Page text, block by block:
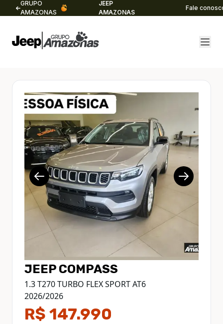
GRUPO
AMAZONAS
JEEP
AMAZONAS
Fale
JEEP COMPASS
1.3 T270 TURBO FLEX SPORT AT6
2026/2026
R$ 147.990